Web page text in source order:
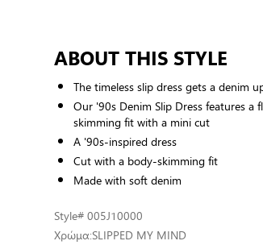
ABOUT THIS STYLE
The timeless slip dress gets a denim
Our '90s Denim Slip Dress features a
skimming fit with a mini cut
A '90s-inspired dress
Cut with a body-skimming fit
Made with soft denim
Style# 005J10000
Χρώμα:SLIPPED MY MIND